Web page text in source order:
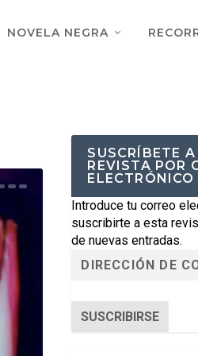
NOVELA NEGRA
SUSCRÍBETE
REVISTA POR
ELECTRÓNICO
Introduce tu correo
suscribirte a esta
de nuevas entradas.
SUSCRIBIRSE